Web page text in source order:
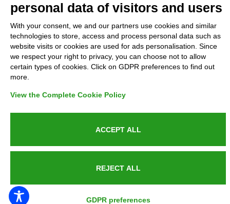
PUBLIC SERVICE ANNOUNCEMENT
Refunds and Indemnities
Contacts
Azienda certificata UNI EN ISO 9001:2015
P.IVA 05538100727 - C.so Italia n.8 70123, BARI
personal data of visitors and users
With your consent, we and our partners use cookies and similar
technologies to store, access and process personal data such as
website visits or cookies are used for ads personalisation. Since
we respect your right to privacy, you can choose not to allow
certain types of cookies. Click on GDPR preferences to find out
more.
View the Complete Cookie Policy
ACCEPT ALL
REJECT ALL
GDPR preferences